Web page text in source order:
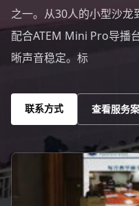
之一。从30人的小型沙龙
配合ATEM Mini Pro导播
晰声音稳定。标
联系方式 查看服务